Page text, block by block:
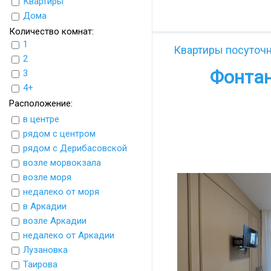
UkrFlats
Дома
Количество комнат:
1
2
3
4+
Расположение:
в центре
рядом с центром
рядом с Дерибасовской
возле морвокзала
возле моря
недалеко от моря
в Аркадии
возле Аркадии
недалеко от Аркадии
Лузановка
Таирова
Квартиры